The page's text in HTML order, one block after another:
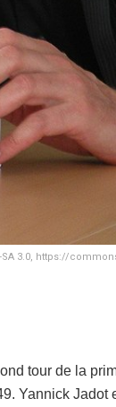
3.0, https://
tour de la
Yannick